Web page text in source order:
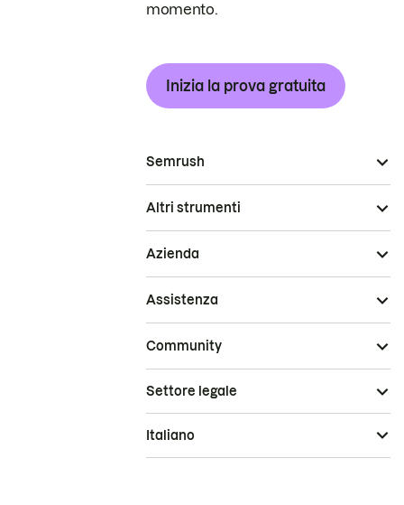
momento.
Inizia la prova gratuita
Semrush
Altri strumenti
Azienda
Assistenza
Community
Settore legale
Italiano